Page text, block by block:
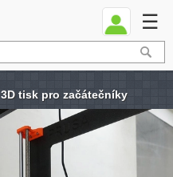
☰
3D tisk pro začátečníky